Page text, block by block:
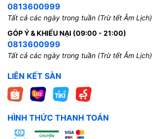
0813600999
Tất cả các ngày trong tuần (Trừ tết Âm Lịch)
GÓP Ý & KHIẾU NẠI (09:00 - 21:00)
0813600999
Tất cả các ngày trong tuần (Trừ tết Âm Lịch)
LIÊN KẾT SÀN
HÌNH THỨC THANH TOÁN